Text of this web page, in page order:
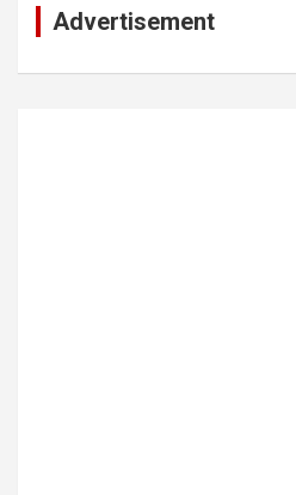
Advertisement